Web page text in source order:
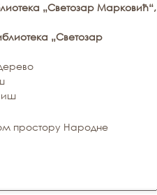
„Светозар Марковић“,
„Светозар
простору Народне